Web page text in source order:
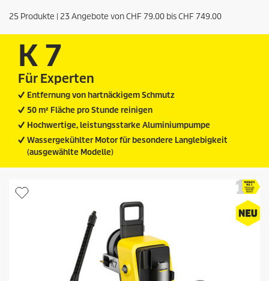
25 Produkte | 23 Angebote vonCHF 79.00 bisCHF 749.00
K 7
Für Experten
Entfernung von hartnäckigem Schmutz
50 m² Fläche pro Stunde reinigen
Hochwertige, leistungsstarke Aluminiumpumpe
Wassergekühlter Motor für besondere Langlebigkeit
(ausgewählte Modelle)